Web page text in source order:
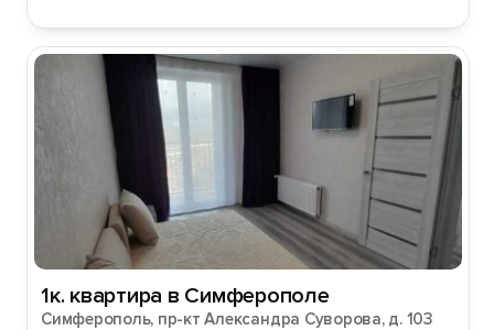
1к. квартира в Симферополе
Симферополь, пр-кт Александра Суворова, д. 103
Войти